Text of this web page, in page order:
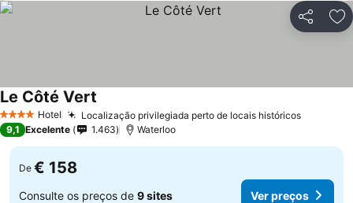
Partilhar
4 EstrelasHotel Localização privilegiada perto de locais históricosVer
Le Côté Vert
9,1 Excelente 1.463 Waterloo
De € 158
Consulte os preços de 9 sites Ver preços